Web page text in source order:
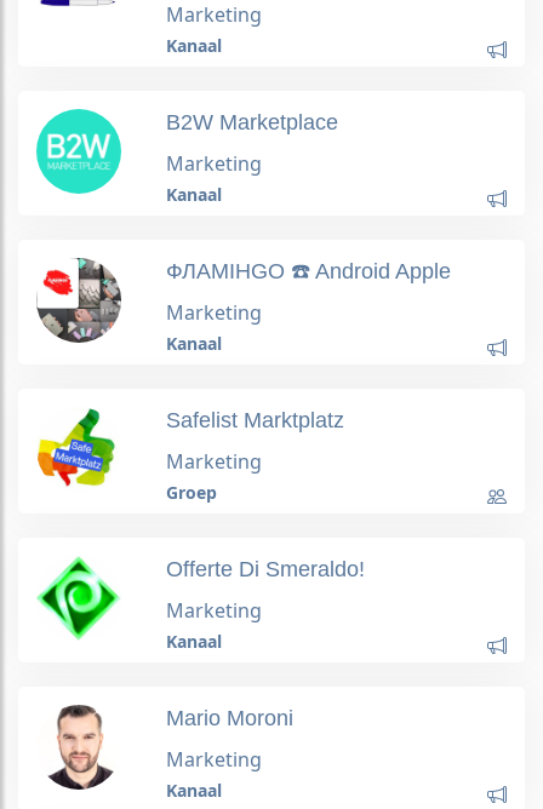
Marketing
Kanaal
B2W Marketplace
Marketing
Kanaal
ФЛАМІНGO ☎️ Android Apple
Marketing
Kanaal
Safelist Marktplatz
Marketing
Groep
Offerte Di Smeraldo!
Marketing
Kanaal
Mario Moroni
Marketing
Kanaal